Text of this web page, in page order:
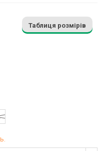
Таблиця розмірів